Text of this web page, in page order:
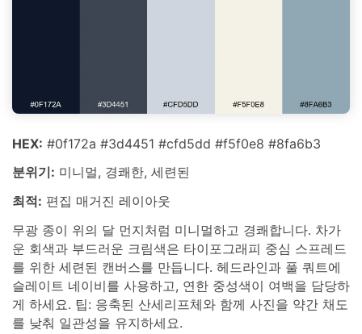
HEX: #0f172a #3d4451 #cfd5dd #f5f0e8 #8fa6b3
분위기: 미니멀, 경쾌한, 세련된
최적: 편집 매거진 레이아웃
무광 종이 위의 달 먼지처럼 미니멀하고 경쾌합니다. 차가
운 회색과 부드러운 크림색은 타이포그래피 중심 스프레드
를 위한 세련된 캔버스를 만듭니다. 헤드라인과 풀 쿼트에
슬레이트 네이비를 사용하고, 연한 중성색이 여백을 담당하
게 하세요. 팁: 응축된 산세리프체와 함께 사진을 약간 채도
를 낮춰 일관성을 유지하세요.